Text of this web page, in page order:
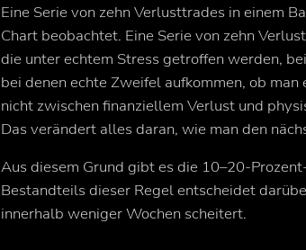
Eine Serie von zehn Verlusttrades in einem
Chart beobachtet. Eine Serie von zehn
die unter echtem Stress getroffen werden,
bei denen echte Zweifel aufkommen, ob
nicht zwischen finanziellem Verlust und
Das verändert alles daran, wie man den
Aus diesem Grund gibt es die 10–20-
Bestandteils dieser Regel entscheidet
innerhalb weniger Wochen scheitert.